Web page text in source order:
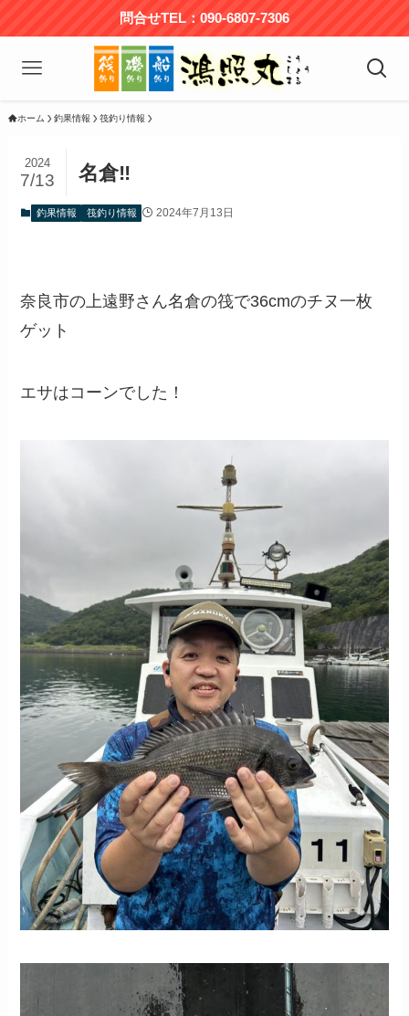
問合せTEL：090-6807-7306
ホーム 釣果情報 筏釣り情報
名倉‼️
2024
7/13
釣果情報 筏釣り情報 2024年7月13日
奈良市の上遠野さん名倉の筏で36cmのチヌ一枚
ゲット
エサはコーンでした！